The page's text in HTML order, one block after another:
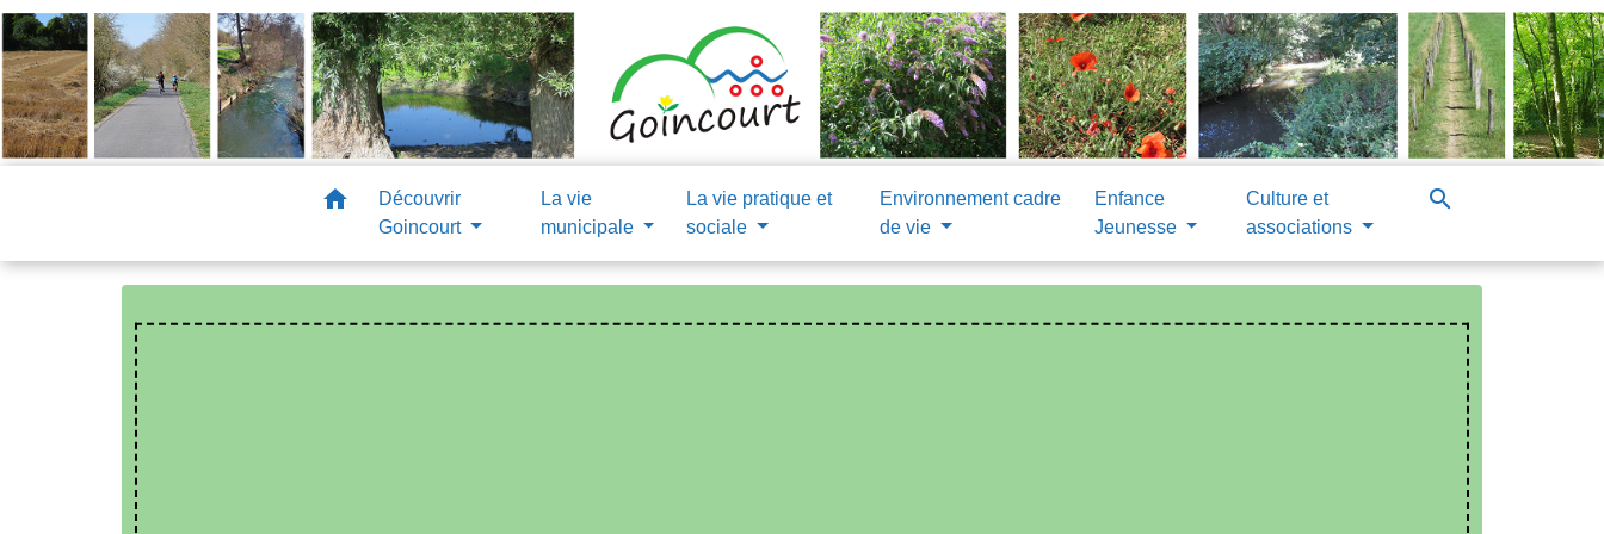
home
Découvrir
Goincourt
La vie
municipale
La vie pratique et
sociale
Environnement cadre
de vie
Enfance
Jeunesse
Culture et
associations
search